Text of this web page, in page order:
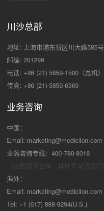
川沙总部
地址: 上海市浦东新区川大路585号
邮编: 201299
电话: +86 (21) 5859-1500（总机）
传真: +86 (21) 5859-6369
业务咨询
中国：
Email: marketing@medicilon.com
业务咨询专线：400-780-8018
海外：
Email: marketing@medicilon.com
Tel: +1 (617) 888-9294(U.S.)